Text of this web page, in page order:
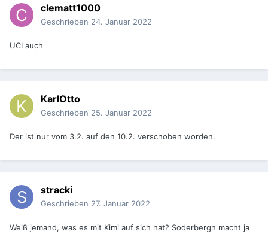
clematt1000
Geschrieben 24. Januar 2022
UCI auch
KarlOtto
Geschrieben 25. Januar 2022
Der ist nur vom 3.2. auf den 10.2. verschoben worden.
stracki
Geschrieben 27. Januar 2022
Weiß jemand, was es mit Kimi auf sich hat? Soderbergh macht ja